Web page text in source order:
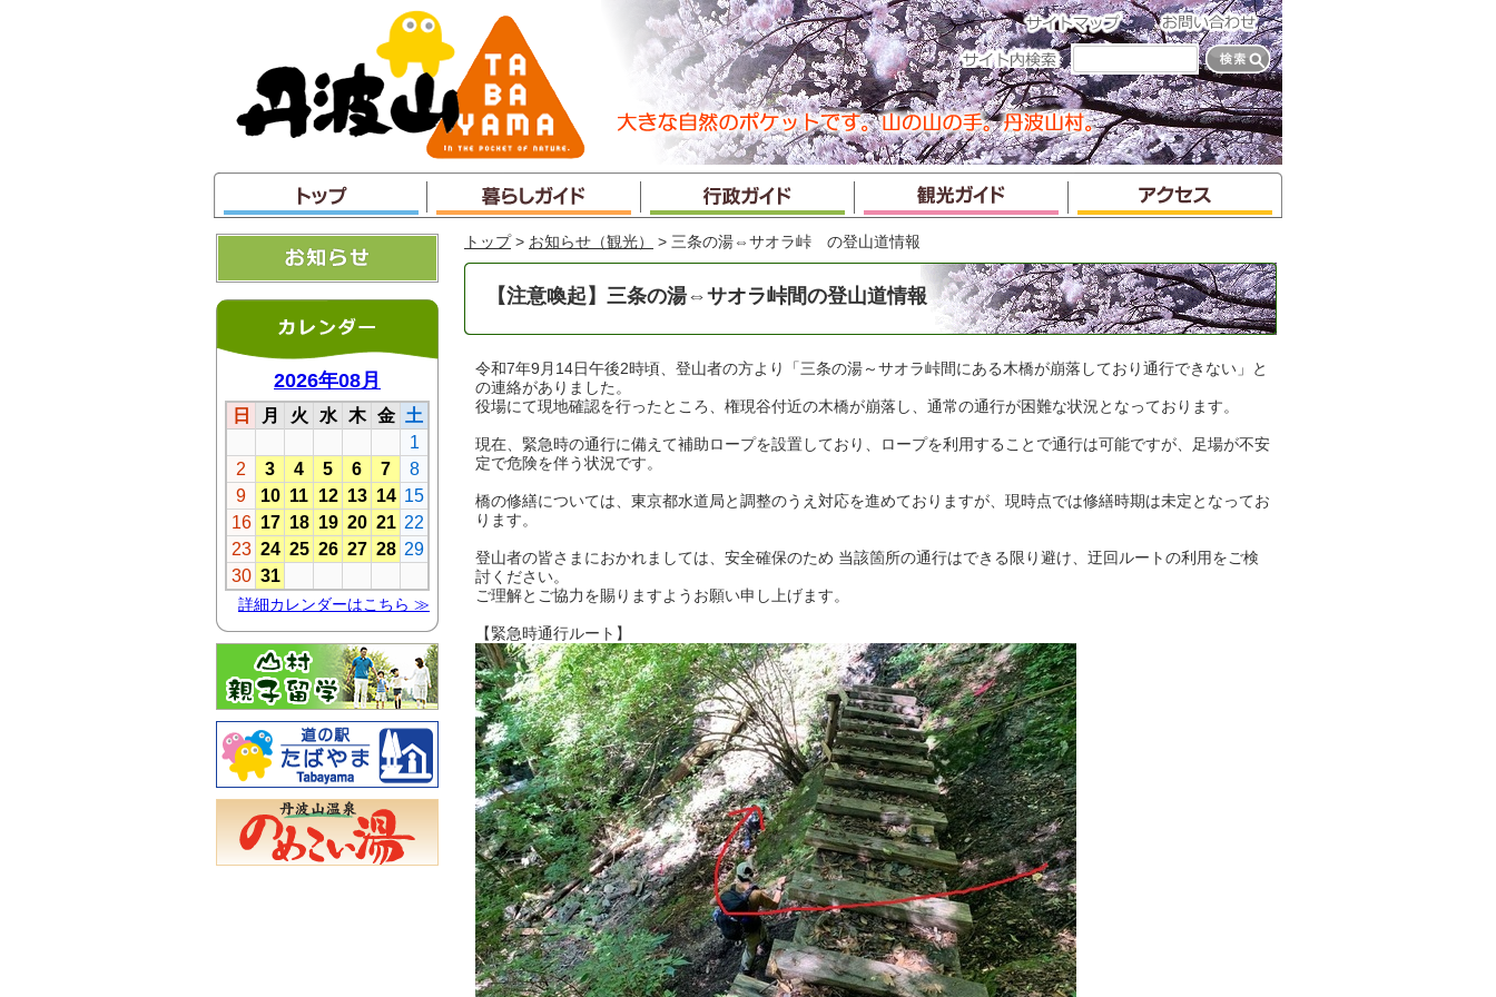
ャ
ン
プ
トップ > お知らせ（観光） > 三条の湯⇔サオラ峠 の登山道情報
【注意喚起】三条の湯⇔サオラ峠間の登山道情報
令和7年9月14日午後2時頃、登山者の方より「三条の湯～サオラ峠間にある木橋が崩落しており通行できない」と
の連絡がありました。
役場にて現地確認を行ったところ、権現谷付近の木橋が崩落し、通常の通行が困難な状況となっております。
現在、緊急時の通行に備えて補助ロープを設置しており、ロープを利用することで通行は可能ですが、足場が不安
定で危険を伴う状況です。
橋の修繕については、東京都水道局と調整のうえ対応を進めておりますが、現時点では修繕時期は未定となってお
ります。
登山者の皆さまにおかれましては、安全確保のため 当該箇所の通行はできる限り避け、迂回ルートの利用をご検
討ください。
ご理解とご協力を賜りますようお願い申し上げます。
【緊急時通行ルート】